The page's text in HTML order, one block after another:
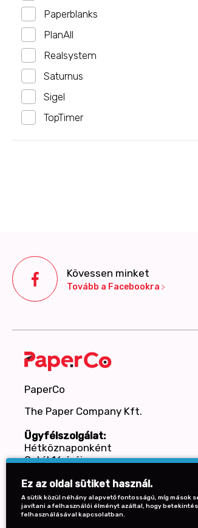
Paperblanks
PlanAll
Realsystem
Saturnus
Sigel
TopTimer
Kövessen minket
Tovább a Facebookra
PaperCo
The Paper Company Kft.
Ügyfélszolgálat:
Hétköznaponként
8-tól 16 óráig
Ez az oldal sütiket használ.
A sütik közül néhány alapvető fontosságú, míg mások
javítani a felhasználói élményt azáltal, hogy
felhasználásával kapcsolatban.